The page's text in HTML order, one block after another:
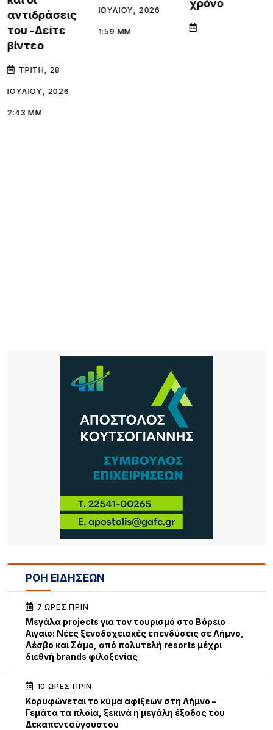
αντιδράσεις
του -Δείτε
βίντεο
ΤΡΊΤΗ, 28
ΙΟΥΛΊΟΥ, 2026
2:43 ΜΜ
ΙΟΥΛΊΟΥ, 2026
1:59 ΜΜ
χρόνο
ΡΟΗ ΕΙΔΗΣΕΩΝ
7 ΏΡΕΣ ΠΡΙΝ
Μεγάλα projects για τον τουρισμό στο Βόρειο
Αιγαίο: Νέες ξενοδοχειακές επενδύσεις σε Λήμνο,
Λέσβο και Σάμο, από πολυτελή resorts μέχρι
διεθνή brands φιλοξενίας
10 ΏΡΕΣ ΠΡΙΝ
Κορυφώνεται το κύμα αφίξεων στη Λήμνο –
Γεμάτα τα πλοία, ξεκινά η μεγάλη έξοδος του
Δεκαπενταύγουστου